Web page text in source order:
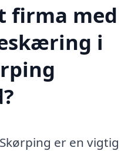
firma med
i
er en vigtig